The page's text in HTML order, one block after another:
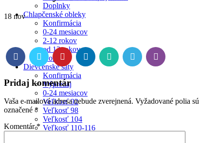
Doplnky
Chlapčenské obleky
Konfirmácia
0-24 mesiacov
2-12 rokov
od 13 rokov
Doplnky
Dievčenské šaty
Konfirmácia
Výpredaj
0-24 mesiacov
Veľkosť 92
Veľkosť 98
Veľkosť 104
Veľkosť 110-116
18 nov
Pridaj komentár
Vaša e-mailová adresa nebude zverejnená. Vyžadované polia sú
označené *
Komentár*